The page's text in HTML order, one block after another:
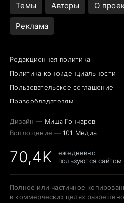
Темы Авторы О
Реклама
Редакционная политика
Политика конфиденциальности
Пользовательское соглашение
Правообладателям
Дизайн — Миша Гончаров
Воплощение — 101 Медиа
70,4K
ежедневно
пользуются сайтом
Полное или частичное
в коммерческих целях